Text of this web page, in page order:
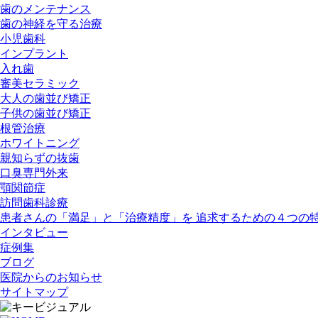
歯のメンテナンス
歯の神経を守る治療
小児歯科
インプラント
入れ歯
審美セラミック
大人の歯並び矯正
子供の歯並び矯正
根管治療
ホワイトニング
親知らずの抜歯
口臭専門外来
顎関節症
訪問歯科診療
患者さんの「満足」と「治療精度」を 追求するための４つの
インタビュー
症例集
ブログ
医院からのお知らせ
サイトマップ